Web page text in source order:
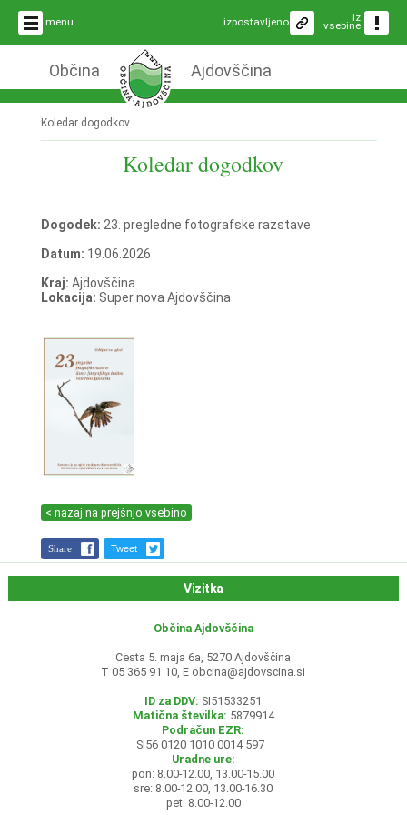
menu iz
vsebine
izpostavljeno
Občina Ajdovščina
Koledar dogodkov
Koledar dogodkov
Dogodek: 23. pregledne fotografske razstave
Datum: 19.06.2026
Kraj: Ajdovščina
Lokacija: Super nova Ajdovščina
< nazaj na prejšnjo vsebino
Share Tweet
Vizitka
Občina Ajdovščina
Cesta 5. maja 6a, 5270 Ajdovščina
T 05 365 91 10, E obcina@ajdovscina.si
ID za DDV: SI51533251
Matična številka: 5879914
Podračun EZR:
SI56 0120 1010 0014 597
Uradne ure:
pon: 8.00-12.00, 13.00-15.00
sre: 8.00-12.00, 13.00-16.30
pet: 8.00-12.00